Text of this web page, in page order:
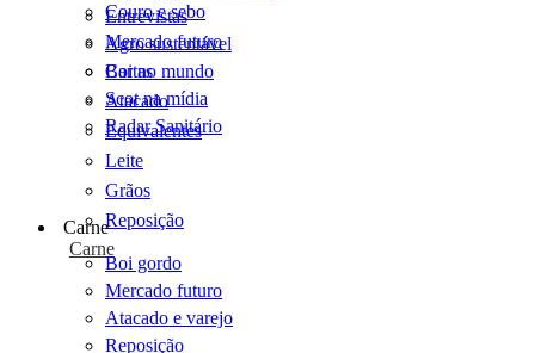
Entrevistas
Agro sustentável
Cartas
Scot na mídia
Radar Sanitário
Couro e sebo
Mercado futuro
Boi no mundo
Atacado
Equivalentes
Leite
Grãos
Reposição
Carne
Carne
Boi gordo
Mercado futuro
Atacado e varejo
Reposição